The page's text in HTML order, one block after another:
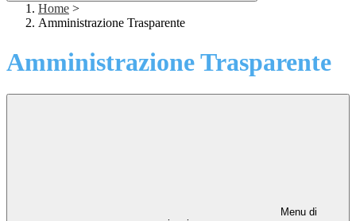
Home >
Amministrazione Trasparente
Amministrazione Trasparente
Menu di